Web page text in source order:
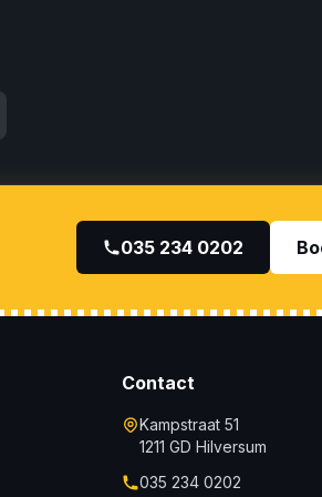
035 234 0202
Contact
Kampstraat 51
1211 GD Hilversum
035 234 0202